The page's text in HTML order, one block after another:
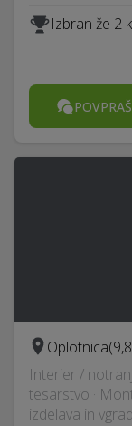
Izbran že 2
Oplotnica
Interier /
tesarstvo ·
izdelava in